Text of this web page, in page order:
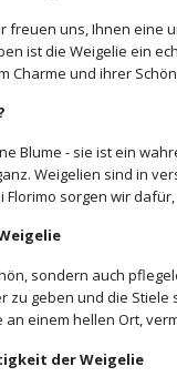
freuen uns, Ihnen
ist die Weigelie ein
Charme und ihrer
Blume - sie ist ein
Weigelien sind in
sorgen wir
sondern auch
zu geben und die
an einem hellen Ort,
der Weigelie